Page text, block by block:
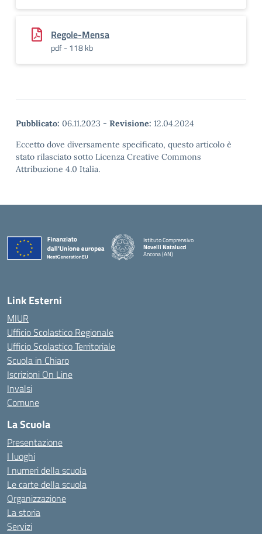
Regole-Mensa
pdf - 118 kb
Pubblicato: 06.11.2023 - Revisione: 12.04.2024
Eccetto dove diversamente specificato, questo articolo è
stato rilasciato sotto Licenza Creative Commons
Attribuzione 4.0 Italia.
Istituto Comprensivo
Novelli Natalucci
Ancona (AN)
Link Esterni
MIUR
Ufficio Scolastico Regionale
Ufficio Scolastico Territoriale
Scuola in Chiaro
Iscrizioni On Line
Invalsi
Comune
La Scuola
Presentazione
I luoghi
I numeri della scuola
Le carte della scuola
Organizzazione
La storia
Servizi